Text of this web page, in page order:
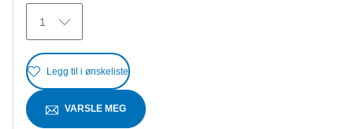
omtaler
1
Legg til i ønskeliste
VARSLE MEG